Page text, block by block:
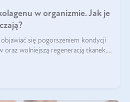
w organizmie. Jak je
się pogorszeniem kondycji
oraz wolniejszą regeneracją tkanek.